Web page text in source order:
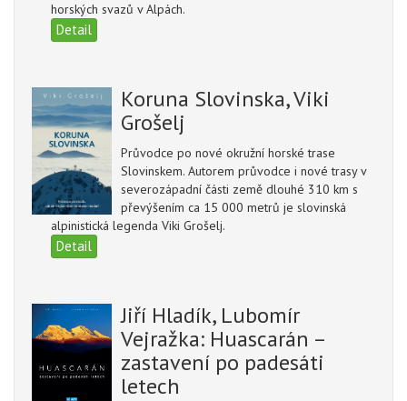
horských svazů v Alpách.
Detail
Koruna Slovinska, Viki
Grošelj
Průvodce po nové okružní horské trase
Slovinskem. Autorem průvodce i nové trasy v
severozápadní části země dlouhé 310 km s
převýšením ca 15 000 metrů je slovinská
alpinistická legenda Viki Grošelj.
Detail
Jiří Hladík, Lubomír
Vejražka: Huascarán –
zastavení po padesáti
letech